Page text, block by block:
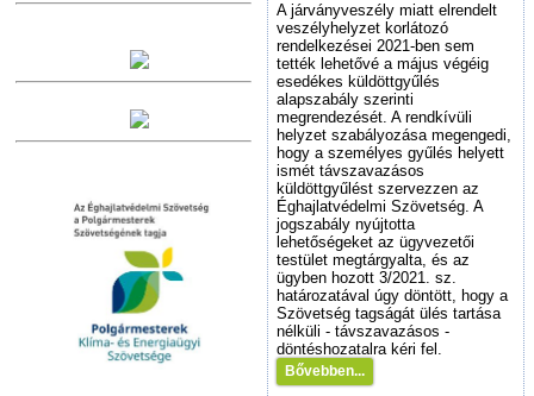
A járványveszély miatt elrendelt
veszélyhelyzet korlátozó
rendelkezései 2021-ben sem
tették lehetővé a május végéig
esedékes küldöttgyűlés
alapszabály szerinti
megrendezését. A rendkívüli
helyzet szabályozása megengedi,
hogy a személyes gyűlés helyett
ismét távszavazásos
küldöttgyűlést szervezzen az
Éghajlatvédelmi Szövetség. A
jogszabály nyújtotta
lehetőségeket az ügyvezetői
testület megtárgyalta, és az
ügyben hozott 3/2021. sz.
határozatával úgy döntött, hogy a
Szövetség tagságát ülés tartása
nélküli - távszavazásos -
döntéshozatalra kéri fel.
Bővebben...